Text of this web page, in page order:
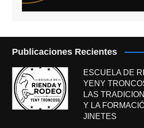
Publicaciones Recientes
ESCUELA DE
YENY
LAS
Y LA
JINETES